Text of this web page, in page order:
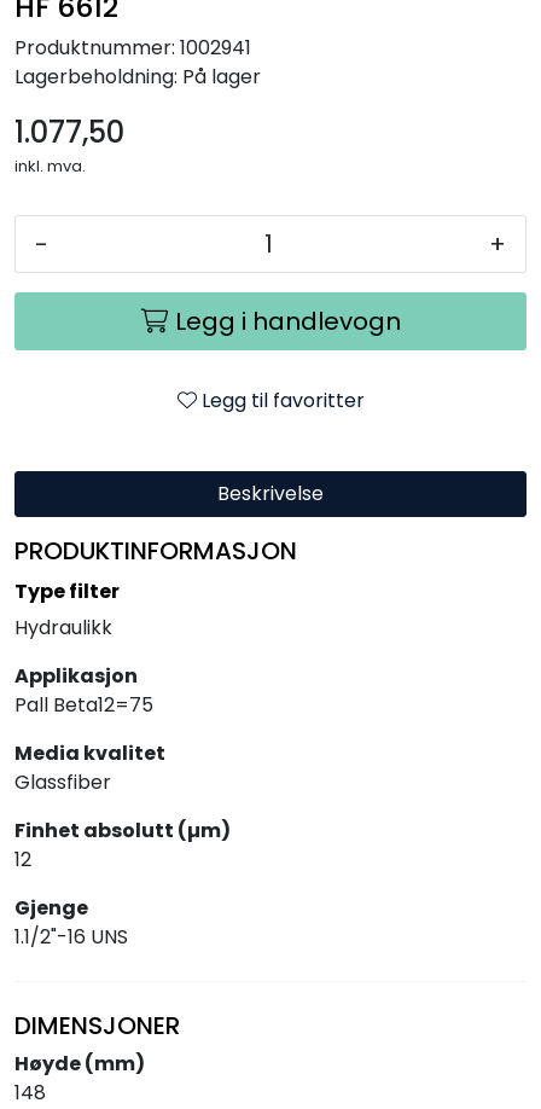
Produktnummer: 1002941
Lagerbeholdning: På lager
1.077,50
inkl. mva.
- +
Legg i handlevogn
Legg til favoritter
Beskrivelse
PRODUKTINFORMASJON
Type filter
Hydraulikk
Applikasjon
Pall Beta12=75
Media kvalitet
Glassfiber
Finhet absolutt (µm)
12
Gjenge
1.1/2"-16 UNS
DIMENSJONER
Høyde (mm)
148